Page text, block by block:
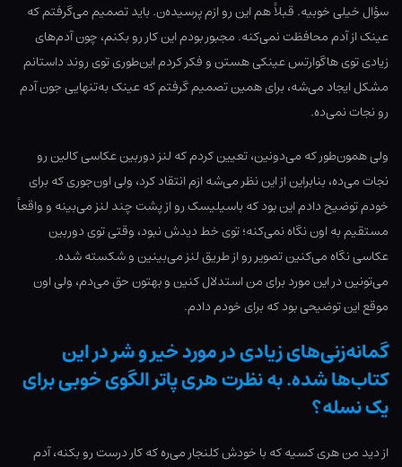
سؤال خیلی خوبیه. قبلاً هم این رو ازم پرسیده‌ن. باید تصمیم می‌گرفتم که
عینک از آدم محافظت نمی‌کنه. مجبور بودم این کار رو بکنم، چون آدم‌های
زیادی توی هاگوارتس عینکی هستن و فکر کردم این‌طوری توی روند داستانم
مشکل ایجاد می‌شه، برای همین تصمیم گرفتم که عینک به‌تنهایی جون آدم
رو نجات نمی‌ده.
ولی همون‌طور که می‌دونین، تعیین کردم که لنز دوربین عکاسی کالین رو
نجات می‌ده، بنابراین از این نظر می‌شه ازم انتقاد کرد، ولی اون‌جوری که برای
خودم توضیح دادم این بود که باسیلیسک رو از پشت چند لنز می‌بینه و واقعاً
مستقیم به اون نگاه نمی‌کنه؛ توی خط دیدش نبود، وقتی توی دوربین
عکاسی نگاه می‌کنین تصویر رو از طریق لنز می‌بینین و شکسته شده.
می‌تونین در این مورد برای من استدلال کنین و بهتون حق می‌دم، ولی اون
موقع این توضیحی بود که برای خودم دادم.
گمانه‌زنی‌های زیادی در مورد خیر و شر در این
کتاب‌ها شده. به نظرت هری پاتر الگوی خوبی برای
یک نسله؟
از دید من هری کسیه که با خودش کلنجار می‌ره که کار درست رو بکنه، آدم